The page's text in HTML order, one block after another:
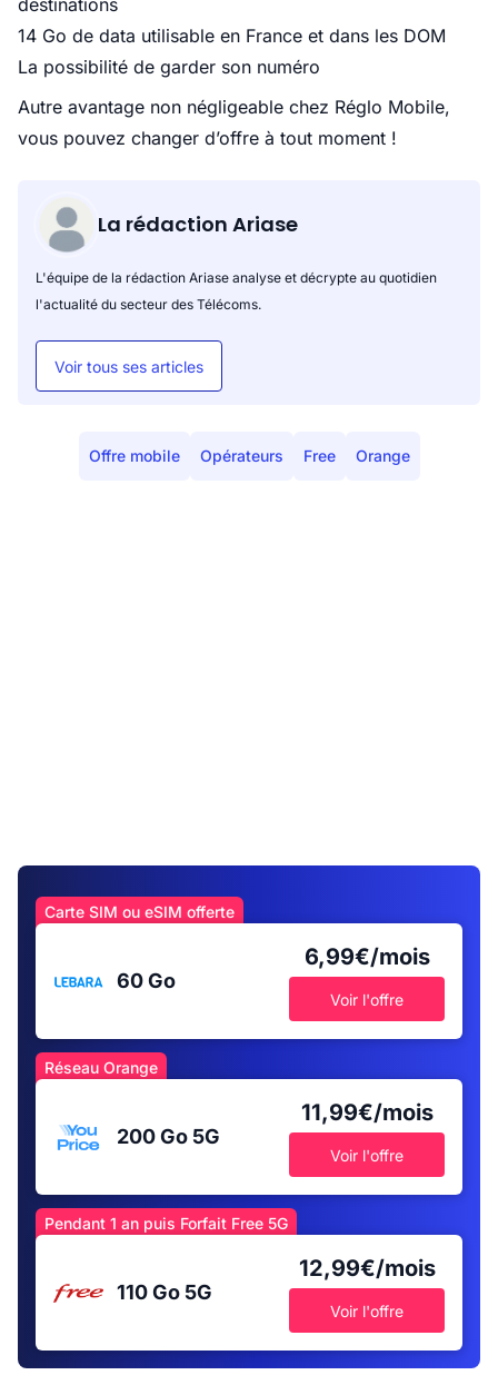
destinations
14 Go de data utilisable en France et dans les DOM
La possibilité de garder son numéro
Autre avantage non négligeable chez Réglo Mobile,
vous pouvez changer d’offre à tout moment !
La rédaction Ariase
L'équipe de la rédaction Ariase analyse et décrypte au quotidien
l'actualité du secteur des Télécoms.
Voir tous ses articles
Offre mobile Opérateurs Free Orange
Carte SIM ou eSIM offerte
60 Go
6,99€/mois
Voir l'offre
Réseau Orange
200 Go 5G
11,99€/mois
Voir l'offre
Pendant 1 an puis Forfait Free 5G
110 Go 5G
12,99€/mois
Voir l'offre